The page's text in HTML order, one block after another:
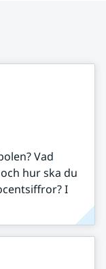
Vad
hur ska du
I